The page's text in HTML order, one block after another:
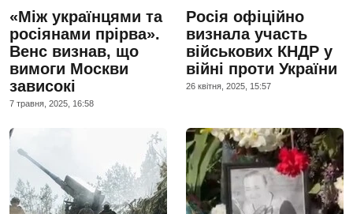
«Між українцями та
росіянами прірва».
Венс визнав, що
вимоги Москви
зависокі
7 травня, 2025, 16:58
Росія офіційно
визнала участь
військових КНДР у
війні проти України
26 квiтня, 2025, 15:57